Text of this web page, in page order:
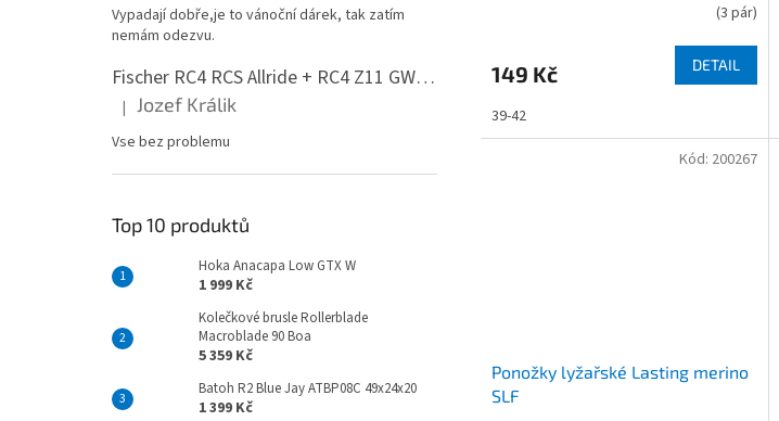
Vypadají dobře,je to vánoční dárek, tak zatím
nemám odezvu.
Fischer RC4 RCS Allride + RC4 Z11 GW PR
Hodnocení produktu je 5 z 5 hvězdiček.
| Jozef Králik
Vse bez problemu
Top 10 produktů
Hoka Anacapa Low GTX W
1 999 Kč
Kolečkové brusle Rollerblade
Macroblade 90 Boa
5 359 Kč
Batoh R2 Blue Jay ATBP08C 49x24x20
1 399 Kč
(3 pár)
149 Kč DETAIL
39-42
Ponožky lyžařské Lasting merino
SLF
Kód: 200267